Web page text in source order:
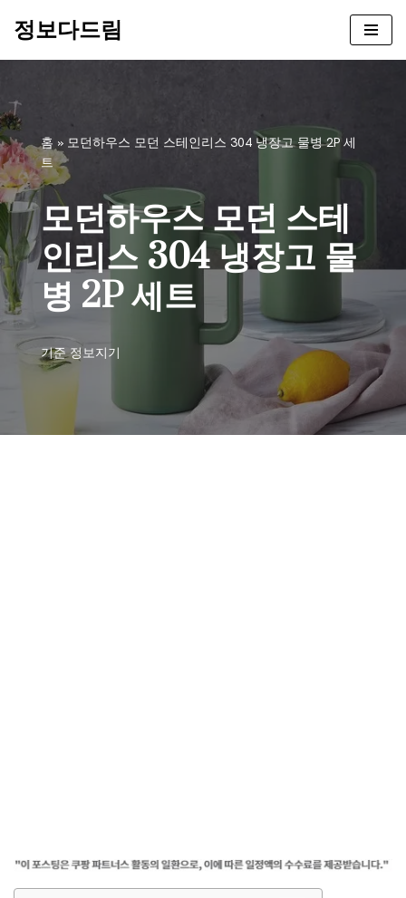
로
건
너
뛰
기
정보다드림
홈 » 모던하우스 모던 스테인리스 304 냉장고 물병 2P 세
트
모던하우스 모던 스테
인리스 304 냉장고 물
병 2P 세트
기준정보지기